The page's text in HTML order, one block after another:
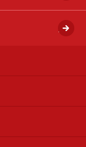
開く